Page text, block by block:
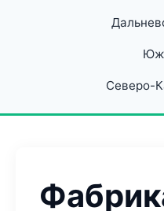
Северо-